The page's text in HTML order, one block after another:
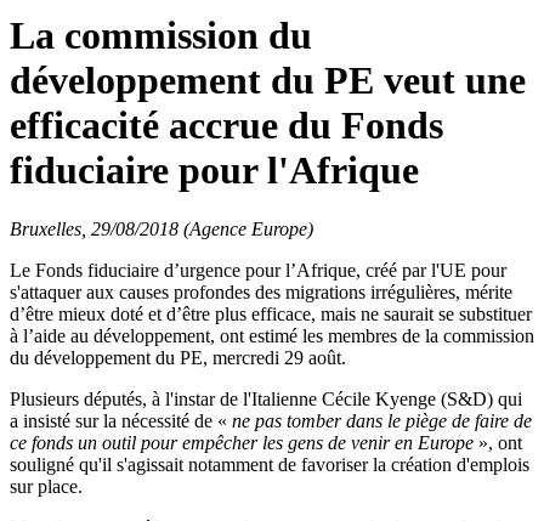
La commission du
développement du PE veut une
efficacité accrue du Fonds
fiduciaire pour l'Afrique
Bruxelles, 29/08/2018 (Agence Europe)
Le Fonds fiduciaire d’urgence pour l’Afrique, créé par l'UE pour
s'attaquer aux causes profondes des migrations irrégulières, mérite
d’être mieux doté et d’être plus efficace, mais ne saurait se substituer
à l’aide au développement, ont estimé les membres de la commission
du développement du PE, mercredi 29 août.
Plusieurs députés, à l'instar de l'Italienne Cécile Kyenge (S&D) qui
a insisté sur la nécessité de « ne pas tomber dans le piège de faire de
ce fonds un outil pour empêcher les gens de venir en Europe », ont
souligné qu'il s'agissait notamment de favoriser la création d'emplois
sur place.